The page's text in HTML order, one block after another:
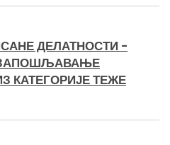
ДЕЛАТНОСТИ -
КАТЕГОРИЈЕ ТЕЖЕ